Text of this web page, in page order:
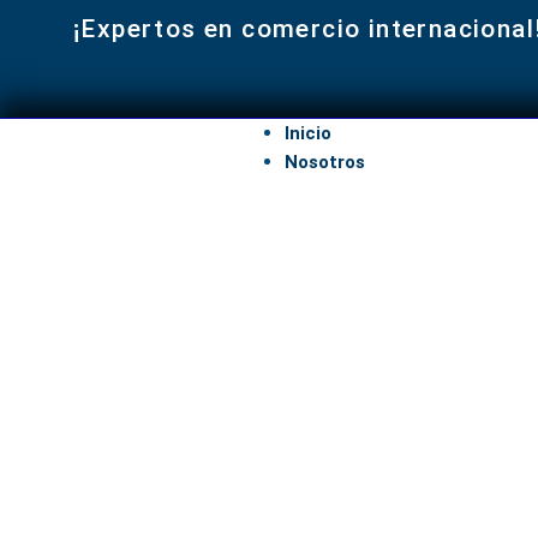
¡Expertos en comercio
Inicio
Nosotros